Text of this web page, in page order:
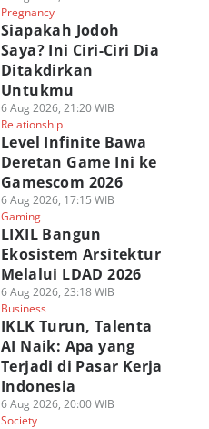
Pregnancy
Siapakah Jodoh
Saya? Ini Ciri-Ciri Dia
Ditakdirkan
Untukmu
6 Aug 2026, 21:20 WIB
Relationship
Level Infinite Bawa
Deretan Game Ini ke
Gamescom 2026
6 Aug 2026, 17:15 WIB
Gaming
LIXIL Bangun
Ekosistem Arsitektur
Melalui LDAD 2026
6 Aug 2026, 23:18 WIB
Business
IKLK Turun, Talenta
AI Naik: Apa yang
Terjadi di Pasar Kerja
Indonesia
6 Aug 2026, 20:00 WIB
Society